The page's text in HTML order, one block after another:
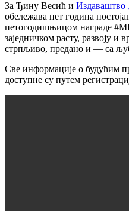
За Ђину Весић и Издаваштво
обележава пет година
петогодишњицом награде
заједничком расту, развоју и
стрпљиво, предано и — са
Све информације о будућим
доступне су путем